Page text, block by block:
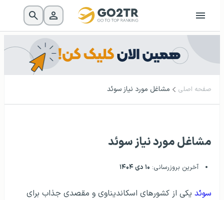
صفحه اصلی مشاغل مورد نیاز سوئد
مشاغل مورد نیاز سوئد
آخرین بروزرسانی: ۱۰ دی ۱۴۰۴
سوئد یکی از کشورهای اسکاندیناوی و مقصدی جذاب برای